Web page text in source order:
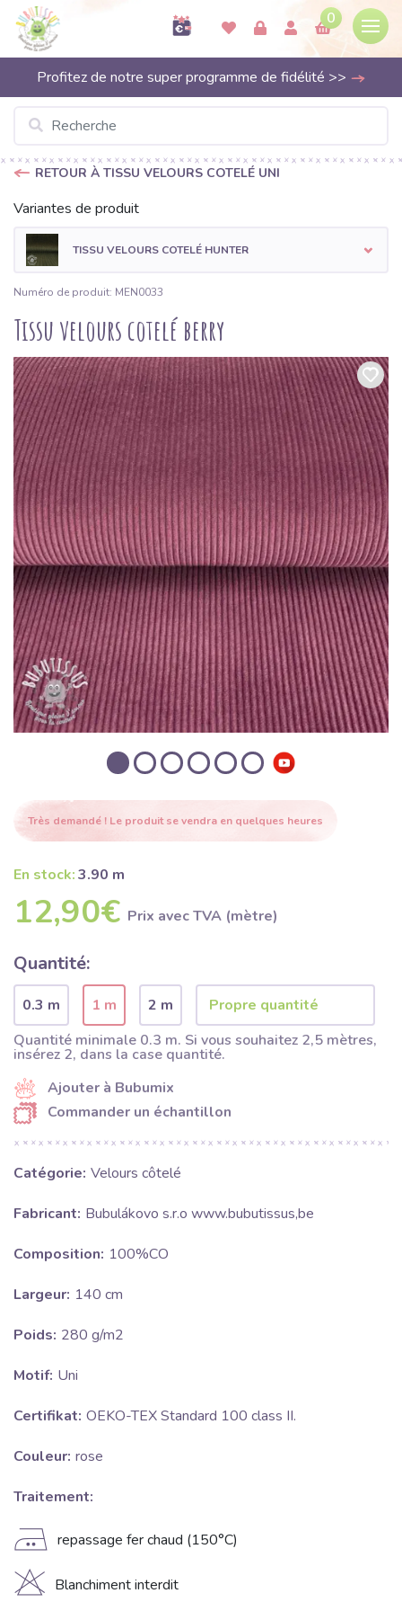
0
Profitez de notre super programme de fidélité >>
RETOUR À TISSU VELOURS COTELÉ UNI
Variantes de produit
TISSU VELOURS COTELÉ HUNTER
Numéro de produit: MEN0033
Tissu velours cotelé berry
Très demandé ! Le produit se vendra en quelques heures
En stock:3.90 m
12,90€ Prix ​​avec TVA (mètre)
Quantité:
0.3 m 1 m
2 m
Quantité minimale 0.3 m. Si vous souhaitez 2,5 mètres,
insérez 2, dans la case quantité.
Ajouter à Bubumix
Commander un échantillon
Catégorie: Velours côtelé
Fabricant: Bubulákovo s.r.o www.bubutissus,be
Composition: 100%CO
Largeur: 140 cm
Poids: 280 g/m2
Motif: Uni
Certifikat: OEKO-TEX Standard 100 class II.
Couleur: rose
Traitement:
E repassage fer chaud (150°C)
H Blanchiment interdit